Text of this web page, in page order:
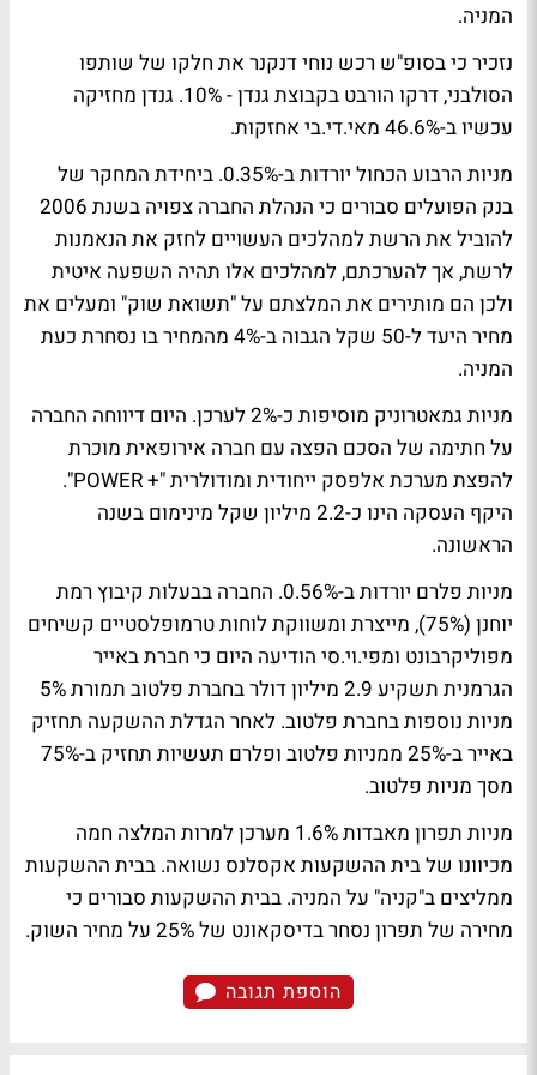
המניה.
נזכיר כי בסופ"ש רכש נוחי דנקנר את חלקו של שותפו
הסולבני, דרקו הורבט בקבוצת גנדן - 10%. גנדן מחזיקה
עכשיו ב-46.6% מאי.די.בי אחזקות.
מניות הרבוע הכחול יורדות ב-0.35%. ביחידת המחקר של
בנק הפועלים סבורים כי הנהלת החברה צפויה בשנת 2006
להוביל את הרשת למהלכים העשויים לחזק את הנאמנות
לרשת, אך להערכתם, למהלכים אלו תהיה השפעה איטית
ולכן הם מותירים את המלצתם על "תשואת שוק" ומעלים את
מחיר היעד ל-50 שקל הגבוה ב-4% מהמחיר בו נסחרת כעת
המניה.
מניות גמאטרוניק מוסיפות כ-2% לערכן. היום דיווחה החברה
על חתימה של הסכם הפצה עם חברה אירופאית מוכרת
להפצת מערכת אלפסק ייחודית ומודולרית "+ POWER".
היקף העסקה הינו כ-2.2 מיליון שקל מינימום בשנה
הראשונה.
מניות פלרם יורדות ב-0.56%. החברה בבעלות קיבוץ רמת
יוחנן (75%), מייצרת ומשווקת לוחות טרמופלסטיים קשיחים
מפוליקרבונט ומפי.וי.סי הודיעה היום כי חברת באייר
הגרמנית תשקיע 2.9 מיליון דולר בחברת פלטוב תמורת 5%
מניות נוספות בחברת פלטוב. לאחר הגדלת ההשקעה תחזיק
באייר ב-25% ממניות פלטוב ופלרם תעשיות תחזיק ב-75%
מסך מניות פלטוב.
מניות תפרון מאבדות 1.6% מערכן למרות המלצה חמה
מכיוונו של בית ההשקעות אקסלנס נשואה. בבית ההשקעות
ממליצים ב"קניה" על המניה. בבית ההשקעות סבורים כי
מחירה של תפרון נסחר בדיסקאונט של 25% על מחיר השוק.
הוספת תגובה